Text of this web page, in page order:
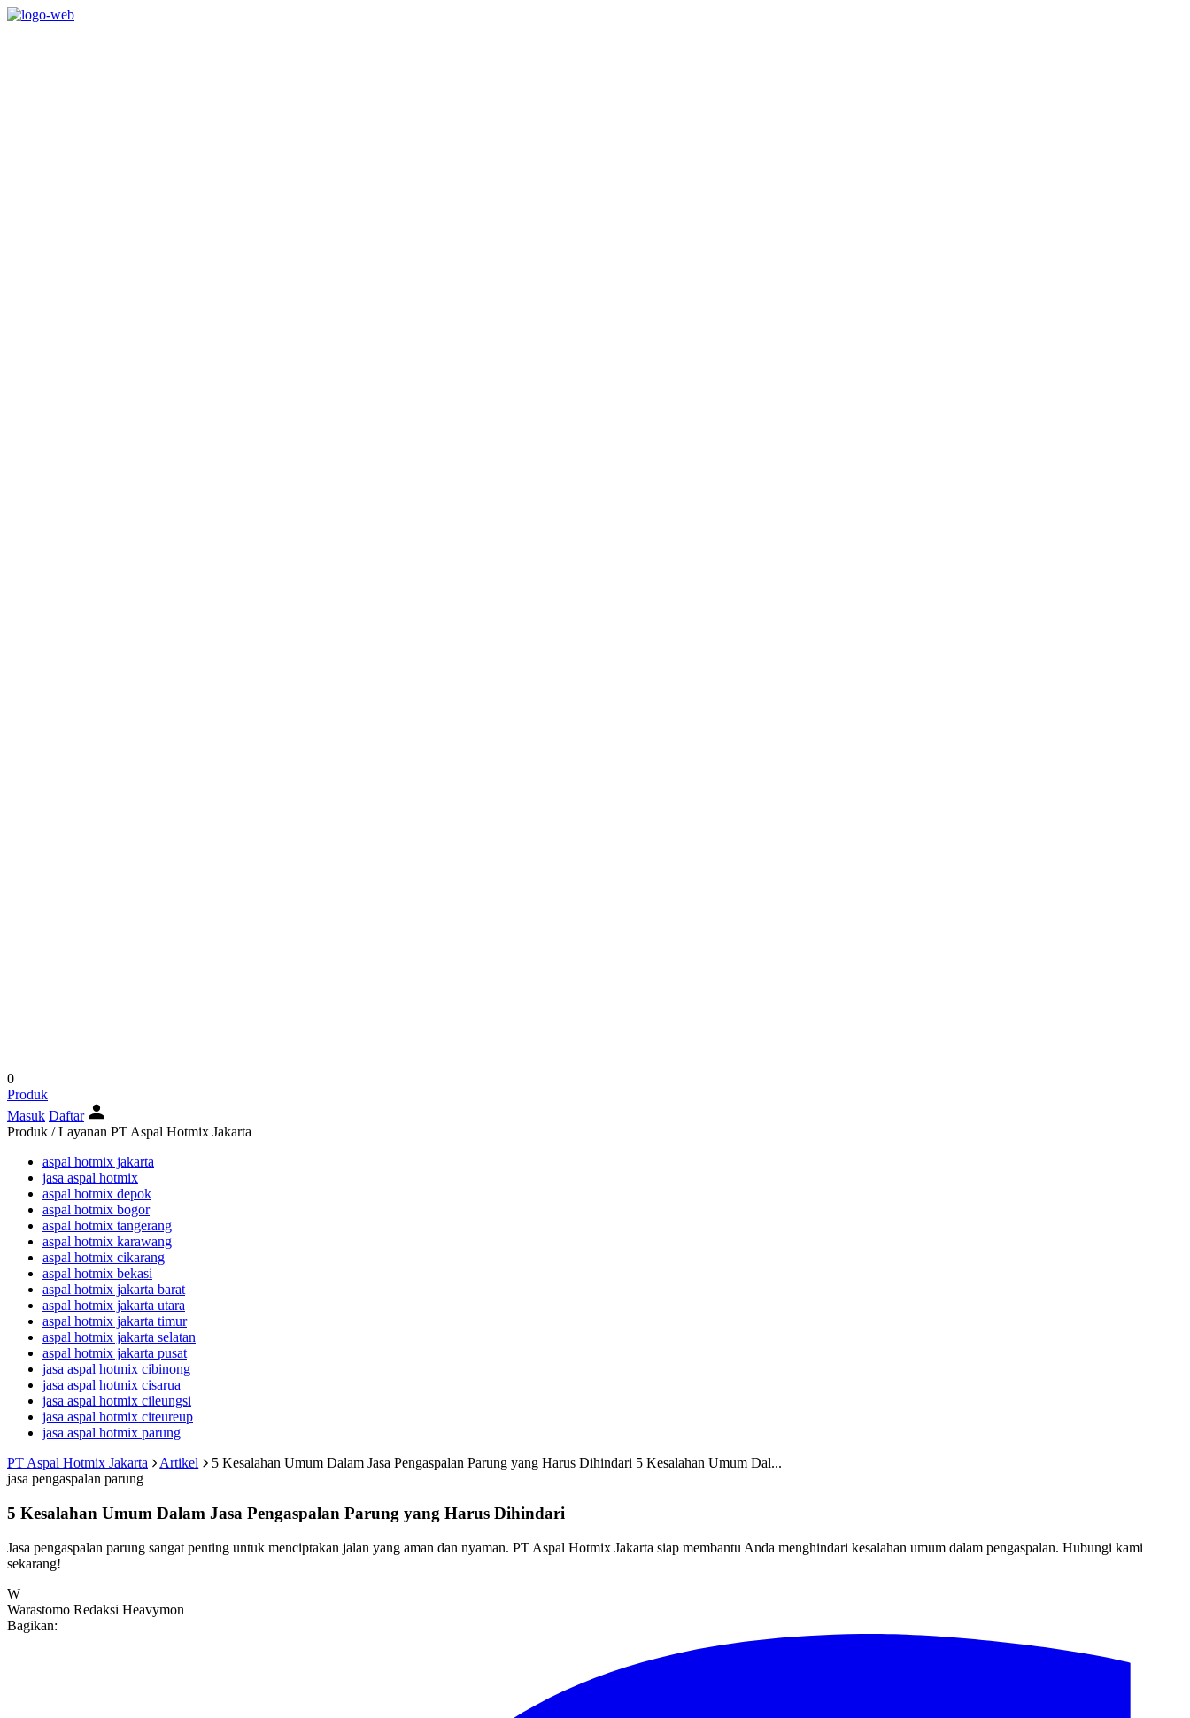
0
Produk
Masuk Daftar
Produk / Layanan PT Aspal Hotmix Jakarta
aspal hotmix jakarta
jasa aspal hotmix
aspal hotmix depok
aspal hotmix bogor
aspal hotmix tangerang
aspal hotmix karawang
aspal hotmix cikarang
aspal hotmix bekasi
aspal hotmix jakarta barat
aspal hotmix jakarta utara
aspal hotmix jakarta timur
aspal hotmix jakarta selatan
aspal hotmix jakarta pusat
jasa aspal hotmix cibinong
jasa aspal hotmix cisarua
jasa aspal hotmix cileungsi
jasa aspal hotmix citeureup
jasa aspal hotmix parung
PT Aspal Hotmix Jakarta
Artikel 5 Kesalahan Umum Dalam Jasa Pengaspalan Parung yang Harus Dihindari 5 Kesalahan Umum Dal...
jasa pengaspalan parung
5 Kesalahan Umum Dalam Jasa Pengaspalan Parung yang Harus Dihindari
Jasa pengaspalan parung sangat penting untuk menciptakan jalan yang aman dan nyaman. PT Aspal Hotmix Jakarta siap membantu Anda menghindari kesalahan umum dalam pengaspalan. Hubungi kami
sekarang!
W
Warastomo Redaksi Heavymon
Bagikan: